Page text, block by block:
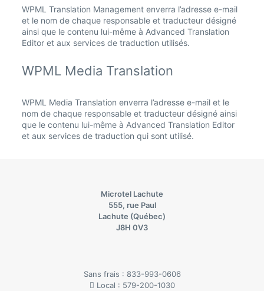
WPML Translation Management enverra l’adresse e-mail
et le nom de chaque responsable et traducteur désigné
ainsi que le contenu lui-même à Advanced Translation
Editor et aux services de traduction utilisés.
WPML Media Translation
WPML Media Translation enverra l’adresse e-mail et le
nom de chaque responsable et traducteur désigné ainsi
que le contenu lui-même à Advanced Translation Editor
et aux services de traduction qui sont utilisé.
Microtel Lachute
555, rue Paul
Lachute (Québec)
J8H 0V3
Sans frais : 833-993-0606
Local : 579-200-1030